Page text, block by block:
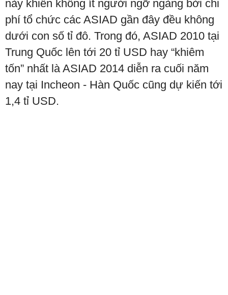
này khiến không ít người ngỡ ngàng bởi chi
phí tổ chức các ASIAD gần đây đều không
dưới con số tỉ đô. Trong đó, ASIAD 2010 tại
Trung Quốc lên tới 20 tỉ USD hay “khiêm
tốn” nhất là ASIAD 2014 diễn ra cuối năm
nay tại Incheon - Hàn Quốc cũng dự kiến tới
1,4 tỉ USD.